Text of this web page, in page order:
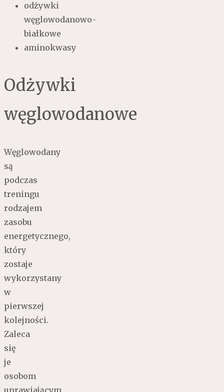
odżywki
węglowodanowo-
białkowe
aminokwasy
Odżywki
węglowodanowe
Węglowodany
są
podczas
treningu
rodzajem
zasobu
energetycznego,
który
zostaje
wykorzystany
w
pierwszej
kolejności.
Zaleca
się
je
osobom